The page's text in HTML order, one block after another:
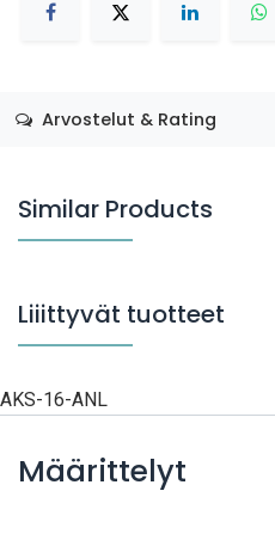
Arvostelut & Rating
Similar Products
Liiittyvät tuotteet
AKS-16-ANL
Määrittelyt